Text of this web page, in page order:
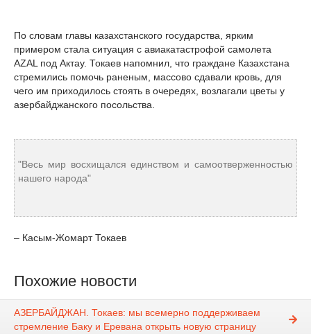
По словам главы казахстанского государства, ярким
примером стала ситуация с авиакатастрофой самолета
AZAL под Актау. Токаев напомнил, что граждане Казахстана
стремились помочь раненым, массово сдавали кровь, для
чего им приходилось стоять в очередях, возлагали цветы у
азербайджанского посольства.
"Весь мир восхищался единством и самоотверженностью
нашего народа"
– Касым-Жомарт Токаев
Похожие новости
АЗЕРБАЙДЖАН. Токаев: мы всемерно поддерживаем
стремление Баку и Еревана открыть новую страницу